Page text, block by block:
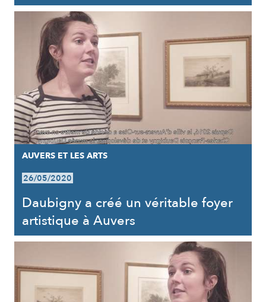
AUVERS ET LES ARTS
26/05/2020
Daubigny a créé un véritable foyer
artistique à Auvers